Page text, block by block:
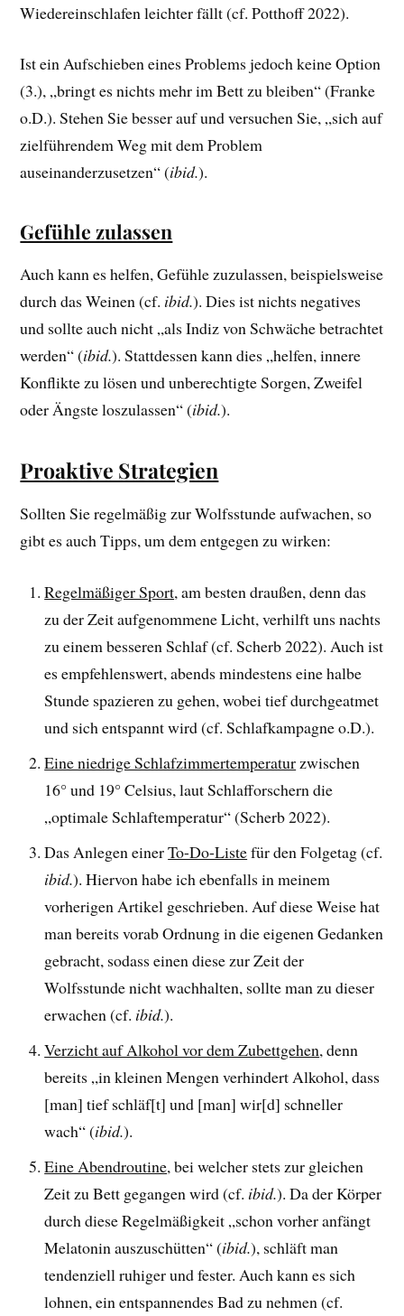
Wiedereinschlafen leichter fällt (cf. Potthoff 2022).
Ist ein Aufschieben eines Problems jedoch keine Option
(3.), „bringt es nichts mehr im Bett zu bleiben“ (Franke
o.D.). Stehen Sie besser auf und versuchen Sie, „sich auf
zielführendem Weg mit dem Problem
auseinanderzusetzen“ (ibid.).
Gefühle zulassen
Auch kann es helfen, Gefühle zuzulassen, beispielsweise
durch das Weinen (cf. ibid.). Dies ist nichts negatives
und sollte auch nicht „als Indiz von Schwäche betrachtet
werden“ (ibid.). Stattdessen kann dies „helfen, innere
Konflikte zu lösen und unberechtigte Sorgen, Zweifel
oder Ängste loszulassen“ (ibid.).
Proaktive Strategien
Sollten Sie regelmäßig zur Wolfsstunde aufwachen, so
gibt es auch Tipps, um dem entgegen zu wirken:
Regelmäßiger Sport, am besten draußen, denn das
zu der Zeit aufgenommene Licht, verhilft uns nachts
zu einem besseren Schlaf (cf. Scherb 2022). Auch ist
es empfehlenswert, abends mindestens eine halbe
Stunde spazieren zu gehen, wobei tief durchgeatmet
und sich entspannt wird (cf. Schlafkampagne o.D.).
Eine niedrige Schlafzimmertemperaturzwischen
16° und 19° Celsius, laut Schlafforschern die
„optimale Schlaftemperatur“ (Scherb 2022).
Das Anlegen einerTo-Do-Listefür den Folgetag (cf.
ibid.). Hiervon habe ich ebenfalls in meinem
vorherigen Artikel geschrieben. Auf diese Weise hat
man bereits vorab Ordnung in die eigenen Gedanken
gebracht, sodass einen diese zur Zeit der
Wolfsstunde nicht wachhalten, sollte man zu dieser
erwachen (cf. ibid.).
Verzicht auf Alkohol vor dem Zubettgehen, denn
bereits „in kleinen Mengen verhindert Alkohol, dass
[man] tief schläf[t] und [man] wir[d] schneller
wach“ (ibid.).
Eine Abendroutine, bei welcher stets zur gleichen
Zeit zu Bett gegangen wird (cf. ibid.). Da der Körper
durch diese Regelmäßigkeit „schon vorher anfängt
Melatonin auszuschütten“ (ibid.), schläft man
tendenziell ruhiger und fester. Auch kann es sich
lohnen, ein entspannendes Bad zu nehmen (cf.